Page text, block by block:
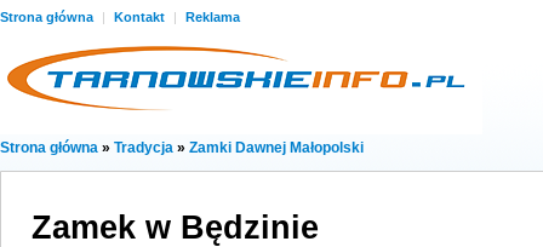
Strona główna | Kontakt | Reklama
Strona główna » Tradycja » Zamki Dawnej Małopolski
Zamek w Będzinie